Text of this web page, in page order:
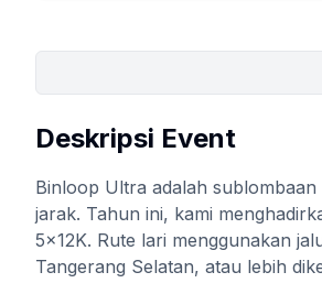
Deskripsi Event
Binloop Ultra adalah
jarak. Tahun ini, kami
5x12K. Rute lari menggunakan
Tangerang Selatan, atau lebih